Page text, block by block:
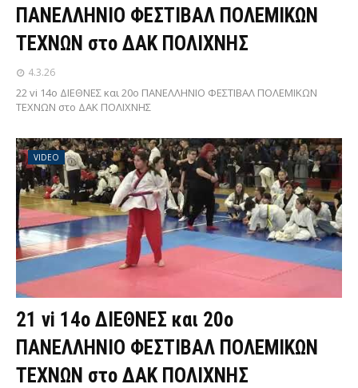
ΠΑΝΕΛΛΗΝΙΟ ΦΕΣΤΙΒΑΛ ΠΟΛΕΜΙΚΩΝ
ΤΕΧΝΩΝ στο ΔΑΚ ΠΟΛΙΧΝΗΣ
4.3.26
22 vi 14ο ΔΙΕΘΝΕΣ και 20ο ΠΑΝΕΛΛΗΝΙΟ ΦΕΣΤΙΒΑΛ ΠΟΛΕΜΙΚΩΝ
ΤΕΧΝΩΝ στο ΔΑΚ ΠΟΛΙΧΝΗΣ
VIDEO
21 vi 14ο ΔΙΕΘΝΕΣ και 20ο
ΠΑΝΕΛΛΗΝΙΟ ΦΕΣΤΙΒΑΛ ΠΟΛΕΜΙΚΩΝ
ΤΕΧΝΩΝ στο ΔΑΚ ΠΟΛΙΧΝΗΣ